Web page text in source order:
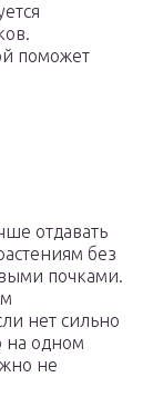
поможет
отдавать
без
почками.
нет сильно
на одном
не